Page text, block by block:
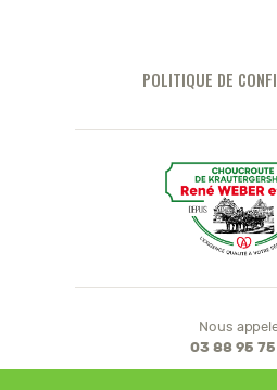
POLITIQUE DE
Nous
03 88 95